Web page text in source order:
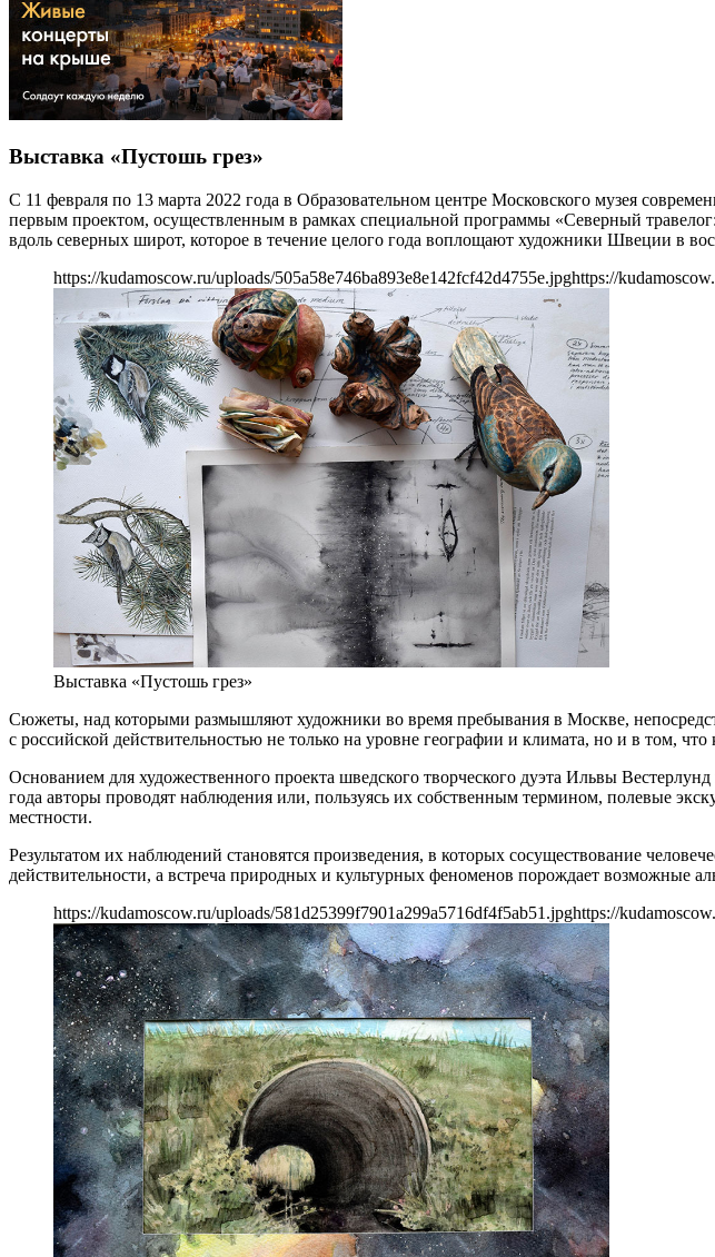
Выставка «Пустошь грез»
С 11 февраля по 13 марта 2022 года в Образовательном центре Московского музея
первым проектом, осуществленным в рамках специальной программы «Северный
вдоль северных широт, которое в течение целого года воплощают художники Швеции в
https://kudamoscow.ru/uploads/505a58e746ba893e8e142fcf42d4755e.jpghttps://
Выставка «Пустошь грез»
Сюжеты, над которыми размышляют художники во время пребывания в Москве,
с российской действительностью не только на уровне географии и климата, но и в том,
Основанием для художественного проекта шведского творческого дуэта Ильвы
года авторы проводят наблюдения или, пользуясь их собственным термином, полевые
местности.
Результатом их наблюдений становятся произведения, в которых сосуществование
действительности, а встреча природных и культурных феноменов порождает возможные
https://kudamoscow.ru/uploads/581d25399f7901a299a5716df4f5ab51.jpghttps://